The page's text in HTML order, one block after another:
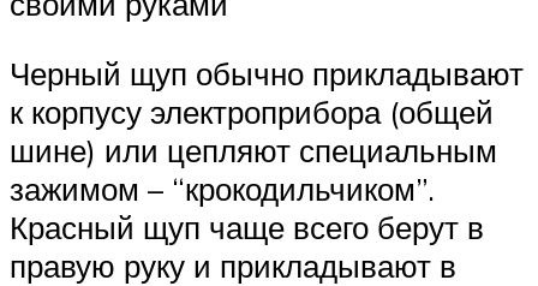
Черный щуп обычно прикладывают
к корпусу электроприбора (общей
шине) или цепляют специальным
зажимом – “крокодильчиком”.
Красный щуп чаще всего берут в
правую руку и прикладывают в